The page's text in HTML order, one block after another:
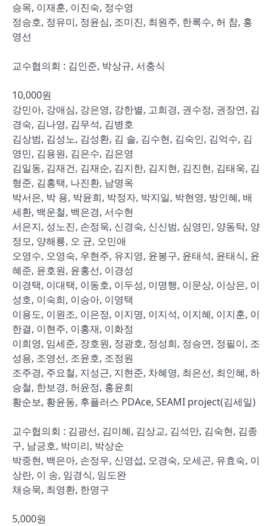
승목, 이재훈, 이진숙, 정수영
정승호, 정유미, 정윤심, 조미진, 최원주, 한록수, 허 참, 홍
영선
교수협의회 : 김인준, 박상규, 서충식
10,000원
강민아, 강애심, 강은영, 강한별, 고희경, 권수정, 권장연, 김
경숙, 김나영, 김무석, 김병호
김상범, 김성노, 김성환, 김 솔, 김수현, 김숙인, 김억수, 김
영민, 김용원, 김은수, 김은영
김일동, 김재건, 김재순, 김지한, 김지현, 김진현, 김태욱, 김
형준, 김홍택, 나진환, 남명옥
박서은, 박 용, 박윤희, 박정자, 박지일, 박현영, 방인혜, 배
세환, 백운철, 백은경, 서수현
서은지, 성노진, 손정욱, 신경숙, 신신범, 심영민, 양동탁, 양
정모, 양해룡, 오 균, 오민애
오영수, 오영숙, 우현주, 유지영, 윤봉구, 윤태석, 윤태식, 윤
혜준, 윤호원, 윤홍선, 이경성
이경택, 이대택, 이동호, 이두성, 이명행, 이문상, 이상은, 이
성호, 이숙희, 이승아, 이영택
이용도, 이원조, 이은정, 이지명, 이지석, 이지혜, 이지훈, 이
한결, 이현주, 이홍재, 이화정
이희영, 임세준, 장호원, 정광호, 정성희, 정승연, 정필이, 조
성용, 조영선, 조윤호, 조정원
조주경, 주요철, 지성근, 지현준, 차혜영, 최은선, 최인혜, 하
승철, 한보경, 허윤정, 홍윤희
황순보, 황윤동, 후플러스 PDAce, SEAMI project(김세일)
교수협의회 : 김광선, 김미혜, 김상교, 김석만, 김숙현, 김종
구, 남긍호, 박미리, 박상순
박중현, 백은아, 손정우, 신영섭, 오경숙, 오세곤, 유효숙, 이
상란, 이 송, 임경식, 임도완
채승묵, 최영환, 한명구
5,000원